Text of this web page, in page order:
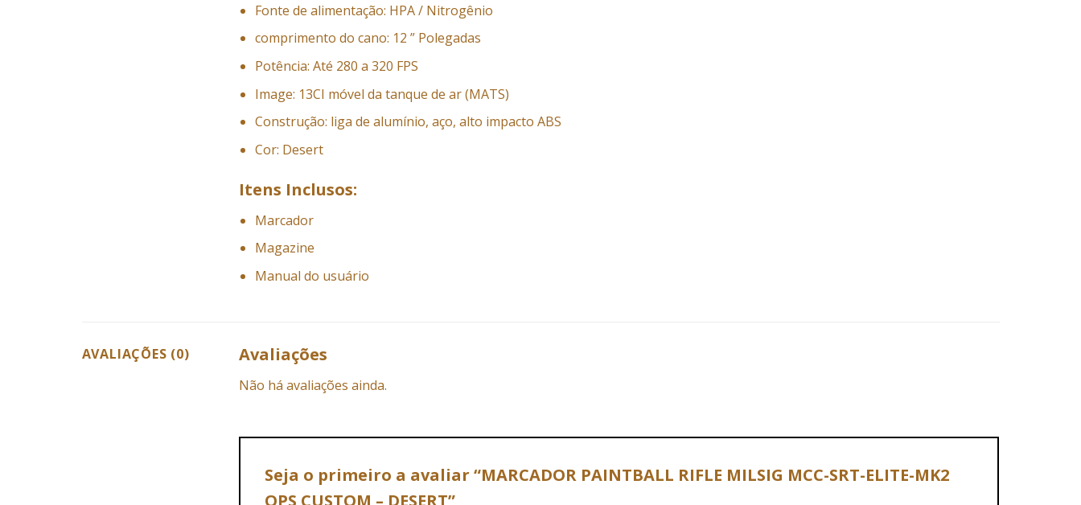
Fonte de alimentação: HPA / Nitrogênio
comprimento do cano: 12 ” Polegadas
Potência: Até 280 a 320 FPS
Image: 13CI móvel da tanque de ar (MATS)
Construção: liga de alumínio, aço, alto impacto ABS
Cor: Desert
Itens Inclusos:
Marcador
Magazine
Manual do usuário
AVALIAÇÕES (0) Avaliações
Não há avaliações ainda.
Seja o primeiro a avaliar “MARCADOR PAINTBALL RIFLE MILSIG MCC-SRT-ELITE-MK2